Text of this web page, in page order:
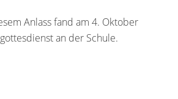
Anlass fand am 4. Oktober
an der Schule.